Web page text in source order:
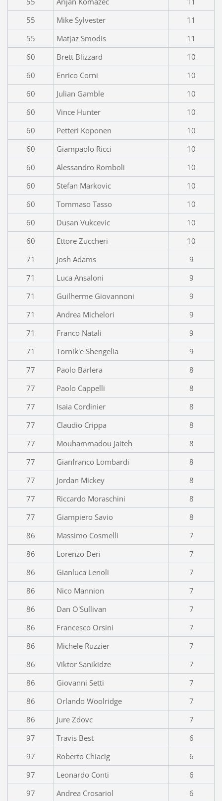
55
Mike Sylvester
11
55
Matjaz Smodis
11
60
Brett Blizzard
10
60
Enrico Corni
10
60
Julian Gamble
10
60
Vince Hunter
10
60
Petteri Koponen
10
60
Giampaolo Ricci
10
60
Alessandro Romboli
10
60
Stefan Markovic
10
60
Tommaso Tasso
10
60
Dusan Vukcevic
10
60
Ettore Zuccheri
10
71
Josh Adams
9
71
Luca Ansaloni
9
71
Guilherme Giovannoni
9
71
Andrea Michelori
9
71
Franco Natali
9
71
Tornik'e Shengelia
9
77
Paolo Barlera
8
77
Paolo Cappelli
8
77
Isaia Cordinier
8
77
Claudio Crippa
8
77
Mouhammadou Jaiteh
8
77
Gianfranco Lombardi
8
77
Jordan Mickey
8
77
Riccardo Moraschini
8
77
Giampiero Savio
8
86
Massimo Cosmelli
7
86
Lorenzo Deri
7
86
Gianluca Lenoli
7
86
Nico Mannion
7
86
Dan O'Sullivan
7
86
Francesco Orsini
7
86
Michele Ruzzier
7
86
Viktor Sanikidze
7
86
Giovanni Setti
7
86
Orlando Woolridge
7
86
Jure Zdovc
7
97
Travis Best
6
97
Roberto Chiacig
6
97
Leonardo Conti
6
97
Andrea Crosariol
6